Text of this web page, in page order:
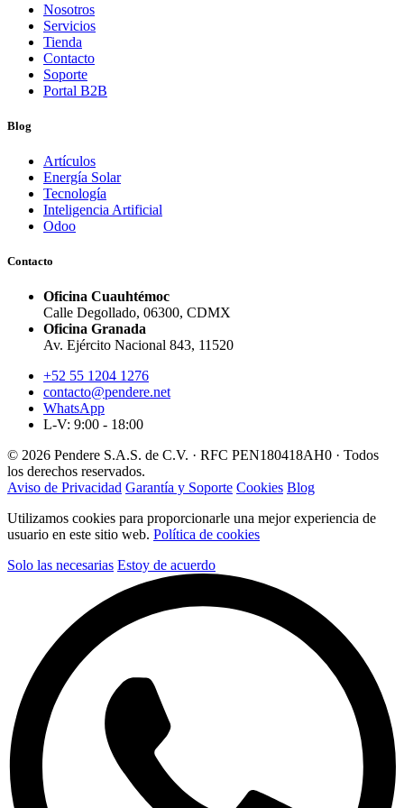
Nosotros
Servicios
Tienda
Contacto
Soporte
Portal B2B
Blog
Artículos
Energía Solar
Tecnología
Inteligencia Artificial
Odoo
Contacto
Oficina Cuauhtémoc
Calle Degollado, 06300, CDMX
Oficina Granada
Av. Ejército Nacional 843, 11520
+52 55 1204 1276
contacto@pendere.net
WhatsApp
L-V: 9:00 - 18:00
© 2026 Pendere S.A.S. de C.V. · RFC PEN180418AH0 · Todos
los derechos reservados.
Aviso de Privacidad Garantía y Soporte Cookies Blog
Utilizamos cookies para proporcionarle una mejor experiencia de
usuario en este sitio web. Política de cookies
Solo las necesarias Estoy de acuerdo